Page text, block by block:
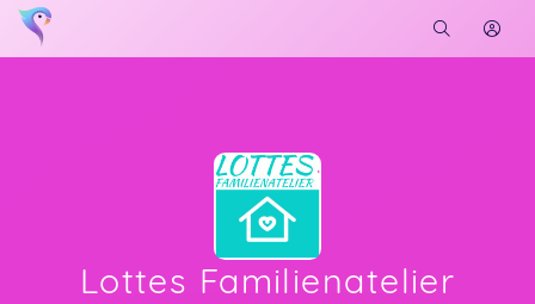
Lottes Familienatelier